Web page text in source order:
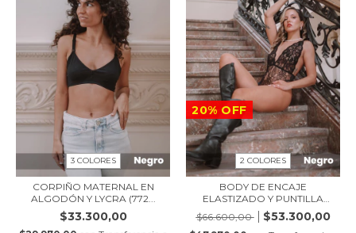
3 COLORES
CORPIÑO MATERNAL EN
ALGODÓN Y LYCRA (772...
$33.300,00
20% OFF
2 COLORES
BODY DE ENCAJE
ELASTIZADO Y PUNTILLA
ORQ...
$66.600,00 $53.300,00